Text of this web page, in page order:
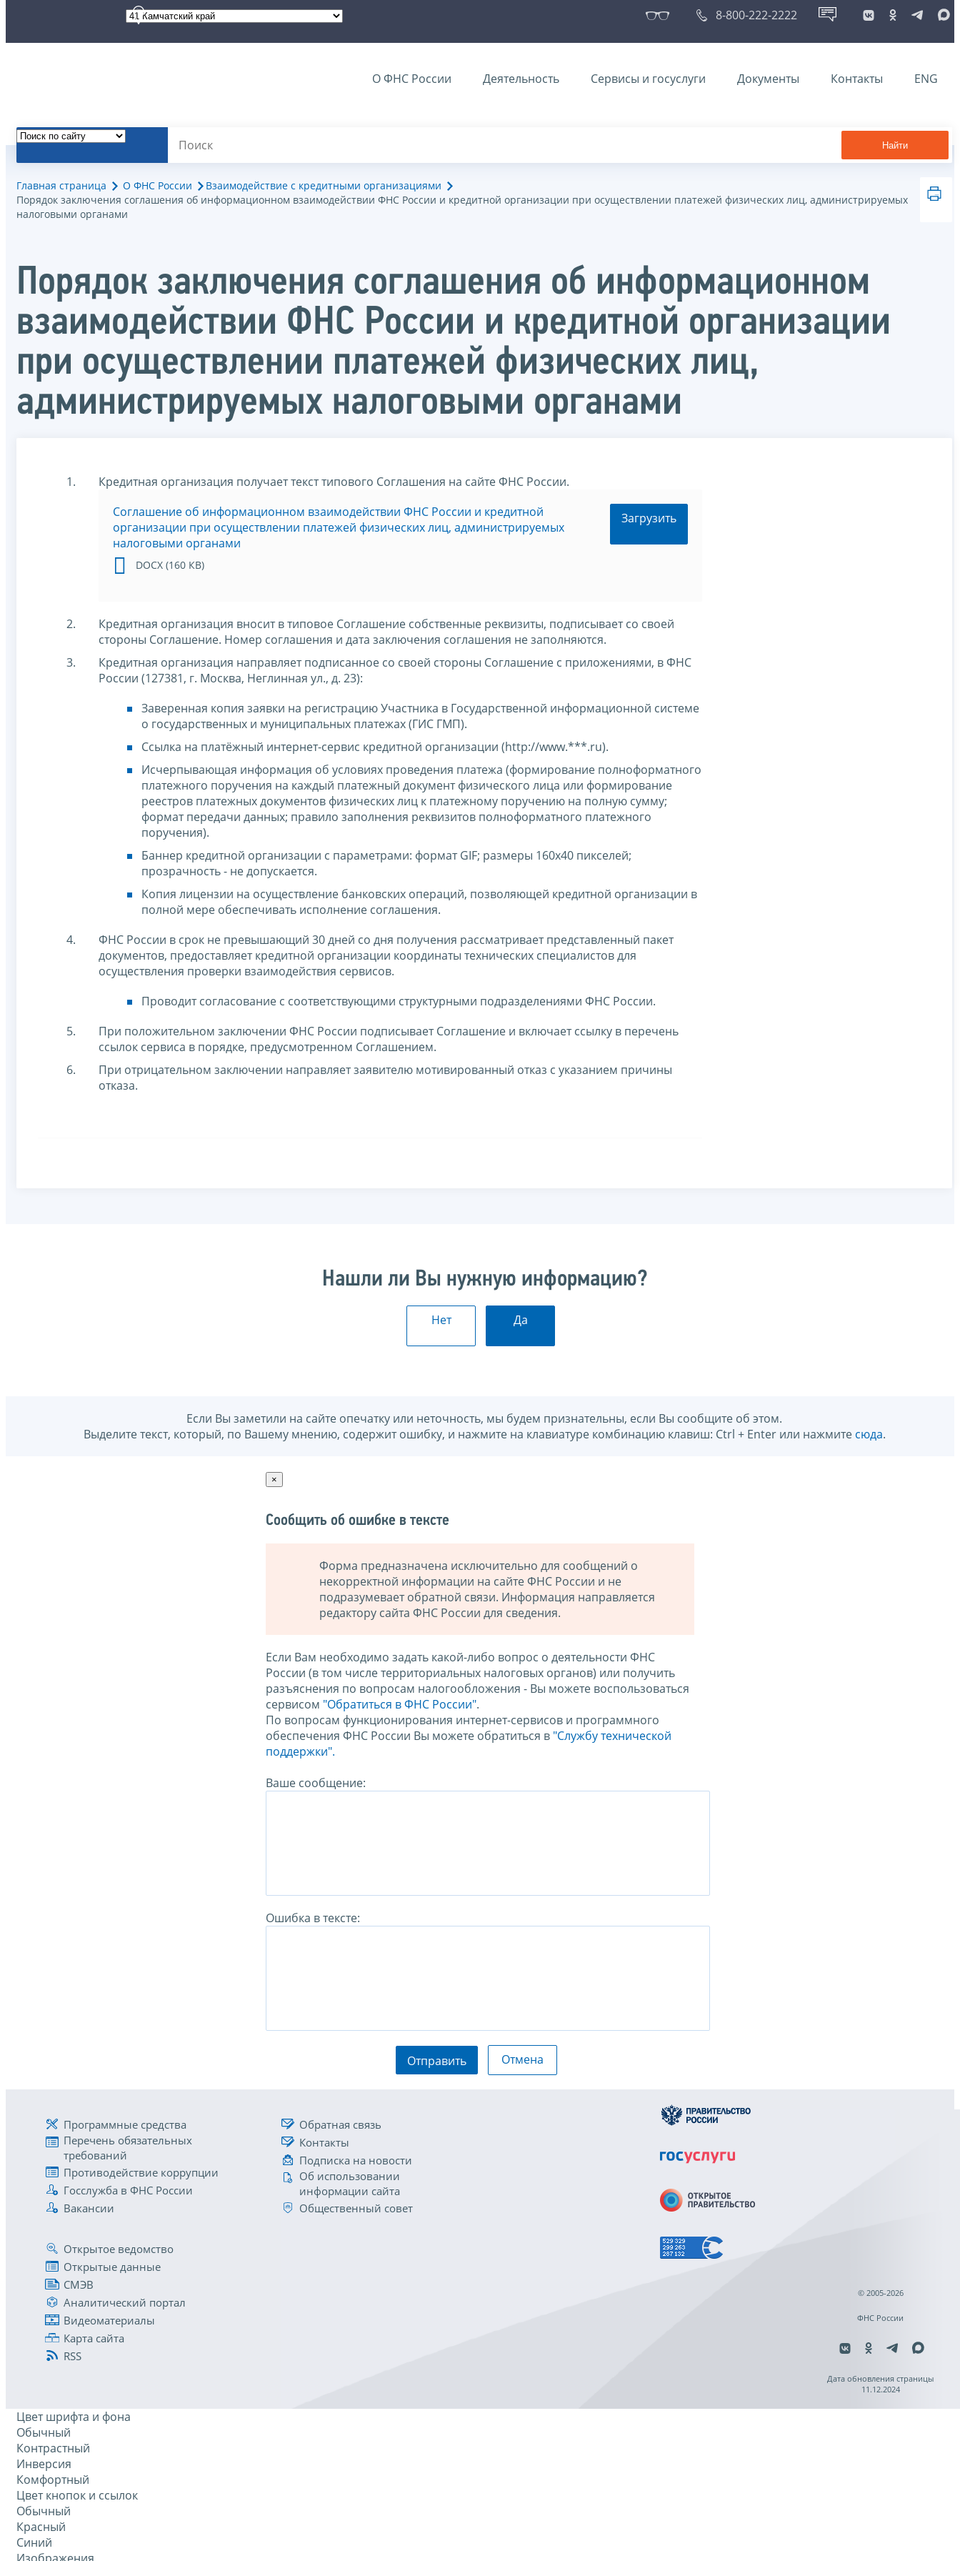
8-800-222-2222
О ФНС России Деятельность Сервисы и госуслуги Документы Контакты ENG
Найти
Главная страница О ФНС России
Взаимодействие с кредитными организациями
Порядок заключения соглашения об информационном взаимодействии ФНС России и кредитной организации при осуществлении платежей физических лиц, администрируемых
налоговыми органами
Порядок заключения соглашения об информационном
взаимодействии ФНС России и кредитной организации
при осуществлении платежей физических лиц,
администрируемых налоговыми органами
Кредитная организация получает текст типового Соглашения на сайте ФНС России.
Соглашение об информационном взаимодействии ФНС России и кредитной
организации при осуществлении платежей физических лиц, администрируемых
налоговыми органами
DOCX (160 КВ)
Загрузить
Кредитная организация вносит в типовое Соглашение собственные реквизиты, подписывает со своей
стороны Соглашение. Номер соглашения и дата заключения соглашения не заполняются.
Кредитная организация направляет подписанное со своей стороны Соглашение с приложениями, в ФНС
России (127381, г. Москва, Неглинная ул., д. 23):
Заверенная копия заявки на регистрацию Участника в Государственной информационной системе
о государственных и муниципальных платежах (ГИС ГМП).
Ссылка на платёжный интернет-сервис кредитной организации (http://www.***.ru).
Исчерпывающая информация об условиях проведения платежа (формирование полноформатного
платежного поручения на каждый платежный документ физического лица или формирование
реестров платежных документов физических лиц к платежному поручению на полную сумму;
формат передачи данных; правило заполнения реквизитов полноформатного платежного
поручения).
Баннер кредитной организации с параметрами: формат GIF; размеры 160х40 пикселей;
прозрачность - не допускается.
Копия лицензии на осуществление банковских операций, позволяющей кредитной организации в
полной мере обеспечивать исполнение соглашения.
ФНС России в срок не превышающий 30 дней со дня получения рассматривает представленный пакет
документов, предоставляет кредитной организации координаты технических специалистов для
осуществления проверки взаимодействия сервисов.
Проводит согласование с соответствующими структурными подразделениями ФНС России.
При положительном заключении ФНС России подписывает Соглашение и включает ссылку в перечень
ссылок сервиса в порядке, предусмотренном Соглашением.
При отрицательном заключении направляет заявителю мотивированный отказ с указанием причины
отказа.
Нашли ли Вы нужную информацию?
Нет Да
Если Вы заметили на сайте опечатку или неточность, мы будем признательны, если Вы сообщите об этом.
Выделите текст, который, по Вашему мнению, содержит ошибку, и нажмите на клавиатуре комбинацию клавиш: Ctrl + Enter или нажмите сюда.
×
Сообщить об ошибке в тексте
Форма предназначена исключительно для сообщений о
некорректной информации на сайте ФНС России и не
подразумевает обратной связи. Информация направляется
редактору сайта ФНС России для сведения.
Если Вам необходимо задать какой-либо вопрос о деятельности ФНС
России (в том числе территориальных налоговых органов) или получить
разъяснения по вопросам налогообложения - Вы можете воспользоваться
сервисом "Обратиться в ФНС России".
По вопросам функционирования интернет-сервисов и программного
обеспечения ФНС России Вы можете обратиться в "Службу технической
поддержки".
Ваше сообщение:
Ошибка в тексте:
Отправить Отмена
Программные средства
Перечень обязательных
требований
Противодействие коррупции
Госслужба в ФНС России
Вакансии
Обратная связь
Контакты
Подписка на новости
Об использовании
информации сайта
Общественный совет
Открытое ведомство
Открытые данные
СМЭВ
Аналитический портал
Видеоматериалы
Карта сайта
RSS
© 2005-2026
ФНС России
Дата обновления страницы
11.12.2024
Цвет шрифта и фона
Обычный
Контрастный
Инверсия
Комфортный
Цвет кнопок и ссылок
Обычный
Красный
Синий